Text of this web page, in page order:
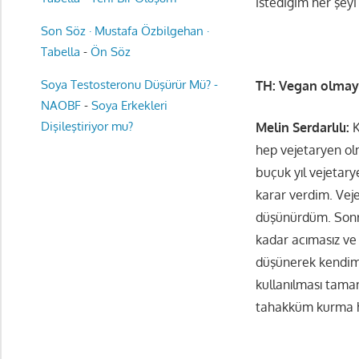
TH: Vegan
Melin Serdarlılı:
hep vejetaryen
buçuk yıl
karar verdim.
düşünürdüm.
kadar acımasız
düşünerek
kullanılması
tahakküm kurma
Son Söz · Mustafa Özbilgehan ·
Tabella - Ön Söz
Soya Testosteronu Düşürür Mü? -
NAOBF- Soya Erkekleri
Dişileştiriyor mu?